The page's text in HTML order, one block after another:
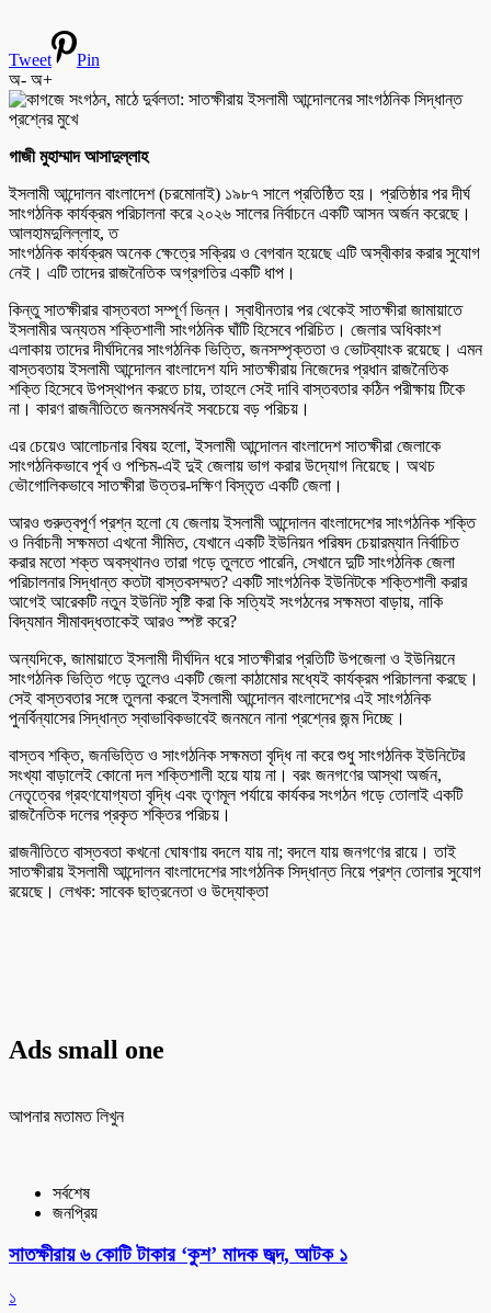
Tweet
Pin
অ- অ+
‎গাজী মুহাম্মাদ আসাদুল্লাহ
‎‎ইসলামী আন্দোলন বাংলাদেশ (চরমোনাই) ১৯৮৭ সালে প্রতিষ্ঠিত হয়। প্রতিষ্ঠার পর দীর্ঘ
সাংগঠনিক কার্যক্রম পরিচালনা করে ২০২৬ সালের নির্বাচনে একটি আসন অর্জন করেছে।
আলহামদুলিল্লাহ, ত
‎সাংগঠনিক কার্যক্রম অনেক ক্ষেত্রে সক্রিয় ও বেগবান হয়েছে এটি অস্বীকার করার সুযোগ
নেই। এটি তাদের রাজনৈতিক অগ্রগতির একটি ধাপ।
‎কিন্তু সাতক্ষীরার বাস্তবতা সম্পূর্ণ ভিন্ন। স্বাধীনতার পর থেকেই সাতক্ষীরা জামায়াতে
ইসলামীর অন্যতম শক্তিশালী সাংগঠনিক ঘাঁটি হিসেবে পরিচিত। জেলার অধিকাংশ
এলাকায় তাদের দীর্ঘদিনের সাংগঠনিক ভিত্তি, জনসম্পৃক্ততা ও ভোটব্যাংক রয়েছে। এমন
বাস্তবতায় ইসলামী আন্দোলন বাংলাদেশ যদি সাতক্ষীরায় নিজেদের প্রধান রাজনৈতিক
শক্তি হিসেবে উপস্থাপন করতে চায়, তাহলে সেই দাবি বাস্তবতার কঠিন পরীক্ষায় টিকে
না। কারণ রাজনীতিতে জনসমর্থনই সবচেয়ে বড় পরিচয়।
‎এর চেয়েও আলোচনার বিষয় হলো, ইসলামী আন্দোলন বাংলাদেশ সাতক্ষীরা জেলাকে
সাংগঠনিকভাবে পূর্ব ও পশ্চিম-এই দুই জেলায় ভাগ করার উদ্যোগ নিয়েছে। অথচ
ভৌগোলিকভাবে সাতক্ষীরা উত্তর-দক্ষিণ বিস্তৃত একটি জেলা।
‎আরও গুরুত্বপূর্ণ প্রশ্ন হলো যে জেলায় ইসলামী আন্দোলন বাংলাদেশের সাংগঠনিক শক্তি
ও নির্বাচনী সক্ষমতা এখনো সীমিত, যেখানে একটি ইউনিয়ন পরিষদ চেয়ারম্যান নির্বাচিত
করার মতো শক্ত অবস্থানও তারা গড়ে তুলতে পারেনি, সেখানে দুটি সাংগঠনিক জেলা
পরিচালনার সিদ্ধান্ত কতটা বাস্তবসম্মত? একটি সাংগঠনিক ইউনিটকে শক্তিশালী করার
আগেই আরেকটি নতুন ইউনিট সৃষ্টি করা কি সত্যিই সংগঠনের সক্ষমতা বাড়ায়, নাকি
বিদ্যমান সীমাবদ্ধতাকেই আরও স্পষ্ট করে?
‎অন্যদিকে, জামায়াতে ইসলামী দীর্ঘদিন ধরে সাতক্ষীরার প্রতিটি উপজেলা ও ইউনিয়নে
সাংগঠনিক ভিত্তি গড়ে তুলেও একটি জেলা কাঠামোর মধ্যেই কার্যক্রম পরিচালনা করছে।
সেই বাস্তবতার সঙ্গে তুলনা করলে ইসলামী আন্দোলন বাংলাদেশের এই সাংগঠনিক
পুনর্বিন্যাসের সিদ্ধান্ত স্বাভাবিকভাবেই জনমনে নানা প্রশ্নের জন্ম দিচ্ছে।
‎বাস্তব শক্তি, জনভিত্তি ও সাংগঠনিক সক্ষমতা বৃদ্ধি না করে শুধু সাংগঠনিক ইউনিটের
সংখ্যা বাড়ালেই কোনো দল শক্তিশালী হয়ে যায় না। বরং জনগণের আস্থা অর্জন,
নেতৃত্বের গ্রহণযোগ্যতা বৃদ্ধি এবং তৃণমূল পর্যায়ে কার্যকর সংগঠন গড়ে তোলাই একটি
রাজনৈতিক দলের প্রকৃত শক্তির পরিচয়।
‎রাজনীতিতে বাস্তবতা কখনো ঘোষণায় বদলে যায় না; বদলে যায় জনগণের রায়ে। তাই
সাতক্ষীরায় ইসলামী আন্দোলন বাংলাদেশের সাংগঠনিক সিদ্ধান্ত নিয়ে প্রশ্ন তোলার সুযোগ
রয়েছে। লেখক: সাবেক ছাত্রনেতা ও উদ্যোক্তা
Ads small one
আপনার মতামত লিখুন
সর্বশেষ
জনপ্রিয়
সাতক্ষীরায় ৬ কোটি টাকার ‘কুশ’ মাদক জব্দ, আটক ১
১